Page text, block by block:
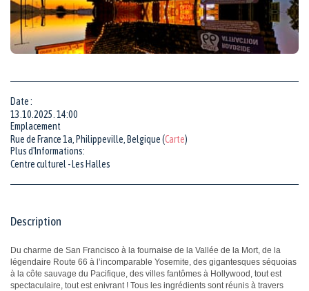
Date :
13.10.2025. 14:00
Emplacement
Rue de France 1a, Philippeville, Belgique (Carte)
Plus d'Informations:
Centre culturel - Les Halles
Description
Du charme de San Francisco à la fournaise de la Vallée de la Mort, de la
légendaire Route 66 à l’incomparable Yosemite, des gigantesques séquoias
à la côte sauvage du Pacifique, des villes fantômes à Hollywood, tout est
spectaculaire, tout est enivrant ! Tous les ingrédients sont réunis à travers